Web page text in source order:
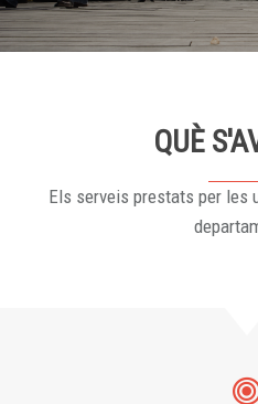
QUÈ
Els serveis prestats per les